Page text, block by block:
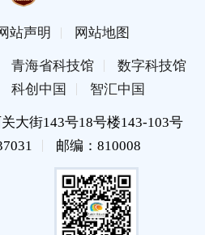
站声明 网站地图
青海省科技馆
数字科技馆
科创中国 智汇中国
大街143号18号楼143-103号
邮编：810008